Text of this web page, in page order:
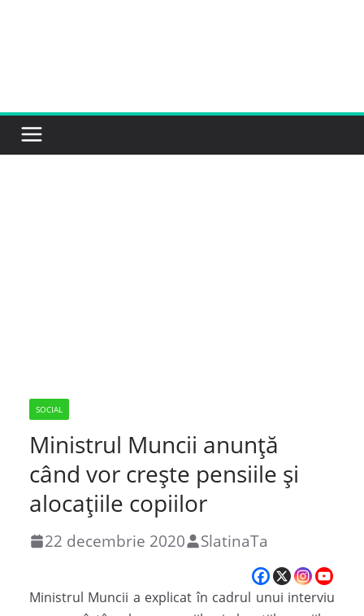
SOCIAL
Ministrul Muncii anunță
când vor crește pensiile și
alocațiile copiilor
22 decembrie 2020 SlatinaTa
Ministrul Muncii a explicat în cadrul unui interviu